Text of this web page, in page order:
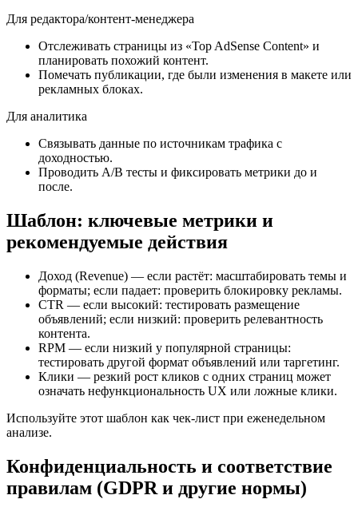
Для редактора/контент-менеджера
Отслеживать страницы из «Top AdSense Content» и
планировать похожий контент.
Помечать публикации, где были изменения в макете или
рекламных блоках.
Для аналитика
Связывать данные по источникам трафика с
доходностью.
Проводить A/B тесты и фиксировать метрики до и
после.
Шаблон: ключевые метрики и
рекомендуемые действия
Доход (Revenue) — если растёт: масштабировать темы и
форматы; если падает: проверить блокировку рекламы.
CTR — если высокий: тестировать размещение
объявлений; если низкий: проверить релевантность
контента.
RPM — если низкий у популярной страницы:
тестировать другой формат объявлений или таргетинг.
Клики — резкий рост кликов с одних страниц может
означать нефункциональность UX или ложные клики.
Используйте этот шаблон как чек-лист при еженедельном
анализе.
Конфиденциальность и соответствие
правилам (GDPR и другие нормы)